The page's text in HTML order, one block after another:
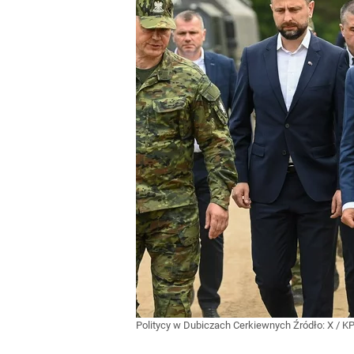
Politycy w Dubiczach Cerkiewnych Źródło: X /